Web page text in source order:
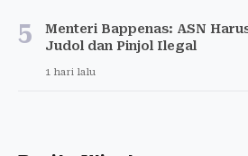
5
Menteri Bappenas: ASN
Judol dan Pinjol Ilegal
1 hari lalu